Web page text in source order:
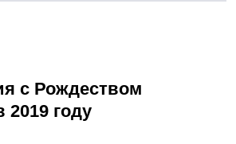
с Рождеством
году